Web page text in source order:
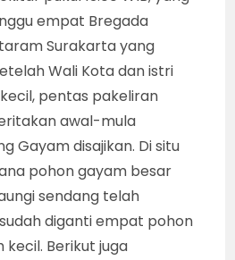
empat Bregada
Surakarta yang
Wali Kota dan istri
pentas pakeliran
awal-mula
Gayam disajikan. Di situ
pohon gayam besar
sendang telah
diganti empat pohon
Berikut juga